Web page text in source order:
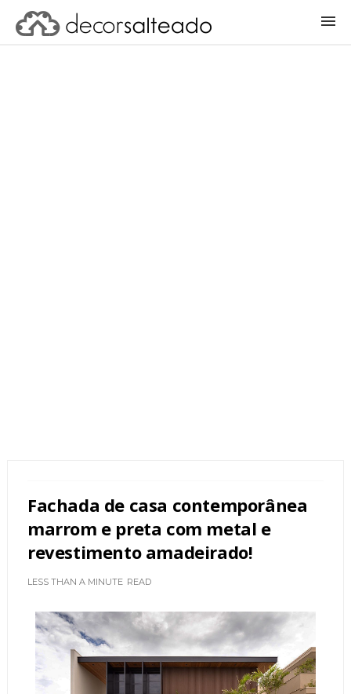
Fachada de casa contemporânea
marrom e preta com metal e
revestimento amadeirado!
LESS THAN A MINUTE READ